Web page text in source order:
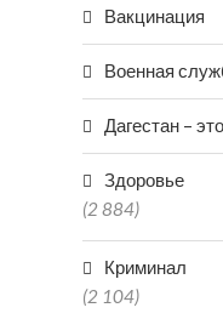
Вакцинация
Военная
Дагестан – это
Здоровье
(2 884)
Криминал
(2 104)